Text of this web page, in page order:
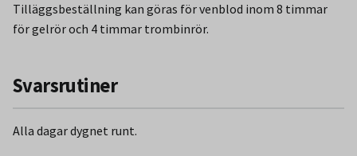
Tilläggsbeställning kan göras för venblod inom 8 timmar
för gelrör och 4 timmar trombinrör.
Svarsrutiner
Alla dagar dygnet runt.